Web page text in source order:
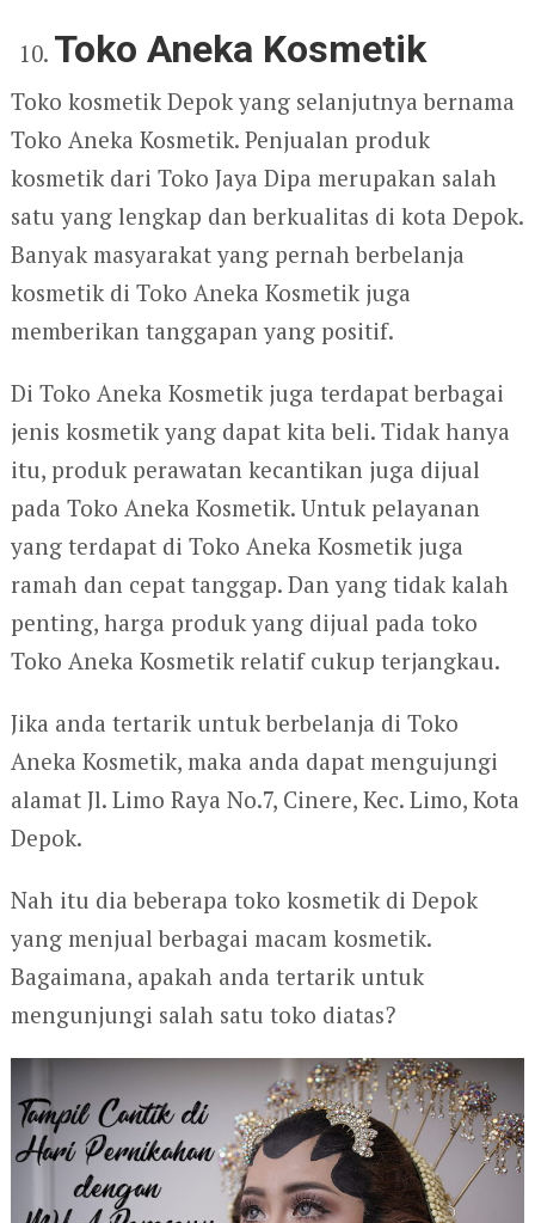
Toko Aneka Kosmetik
Toko kosmetik Depok yang selanjutnya bernama
Toko Aneka Kosmetik. Penjualan produk
kosmetik dari Toko Jaya Dipa merupakan salah
satu yang lengkap dan berkualitas di kota Depok.
Banyak masyarakat yang pernah berbelanja
kosmetik di Toko Aneka Kosmetik juga
memberikan tanggapan yang positif.
Di Toko Aneka Kosmetik juga terdapat berbagai
jenis kosmetik yang dapat kita beli. Tidak hanya
itu, produk perawatan kecantikan juga dijual
pada Toko Aneka Kosmetik. Untuk pelayanan
yang terdapat di Toko Aneka Kosmetik juga
ramah dan cepat tanggap. Dan yang tidak kalah
penting, harga produk yang dijual pada toko
Toko Aneka Kosmetik relatif cukup terjangkau.
Jika anda tertarik untuk berbelanja di Toko
Aneka Kosmetik, maka anda dapat mengujungi
alamat Jl. Limo Raya No.7, Cinere, Kec. Limo, Kota
Depok.
Nah itu dia beberapa toko kosmetik di Depok
yang menjual berbagai macam kosmetik.
Bagaimana, apakah anda tertarik untuk
mengunjungi salah satu toko diatas?